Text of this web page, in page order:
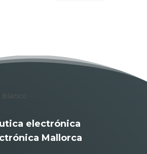
electrónica
Mallorca